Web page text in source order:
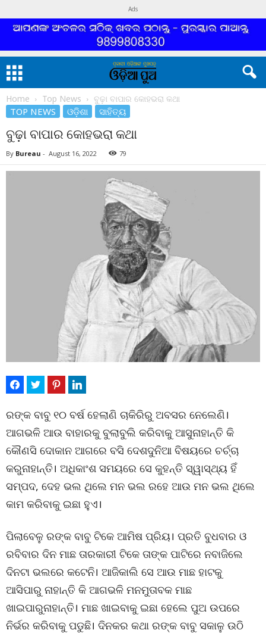
Ads
Home Top News ବୁଢ଼ା ବାପାର କୋହଭରା କଥା
TOP NEWS ଓଡ଼ିଶା ସାହିତ୍ୟ
ବୁଢ଼ା ବାପାର କୋହଭରା କଥା
By Bureau - August 16, 2022 79
ରଙ୍କ ବାବୁ ୧୦ ବର୍ଷ ହେଲାଣି ଚାକିରିରୁ ଅବସର ନେଲେଣି।
ଆଗଭଳି ଆଉ ବାହାରକୁ ବୁଲାବୁଲି କରିବାକୁ ଆସୁନାହାନ୍ତି କି
କୌଣସି ଦୋକାନ ଆଗରେ ବସି ଦେଶଦୁନିଆ ବିଷୟରେ ଚର୍ଚ୍ଚା
କରୁନାହାନ୍ତି। ଅଧିକାଂଶ ସମୟରେ ସେ କୁହନ୍ତି ସ୍ୱାସ୍ଥ୍ୟ ହିଁ
ସମ୍ପଦ, ଦେହ ଭଲ ଥିଲେ ମନ ଭଲ ରହେ ଆଉ ମନ ଭଲ ଥିଲେ
କାମ କରିବାକୁ ଇଛା ହୁଏ।
ପିଲାବେଳୁ ରଙ୍କ ବାବୁ ଟିକେ ଆମିଷ ପ୍ରିୟ। ପ୍ରତି ବୁଧବାର ଓ
ରବିବାର ଦିନ ମାଛ ତାରକାରୀ ଟିକେ ତାଙ୍କ ପାଟିରେ ନବାଜିଲେ
ଦିନଟା ଭଲରେ କଟେନି। ଆଜିକାଲି ସେ ଆଉ ମାଛ ହାଟକୁ
ଆସିପାରୁ ନାହାନ୍ତି କି ଆଗଭଳି ମନମୁତାବକ ମାଛ
ଖାଇପାରୁନାହାନ୍ତି। ମାଛ ଖାଇବାକୁ ଇଛା ହେଲେ ପୁଅ ଉପରେ
ନିର୍ଭର କରିବାକୁ ପଡୁଛି। ଦିନକର କଥା ରଙ୍କ ବାବୁ ସକାଳୁ ଉଠି